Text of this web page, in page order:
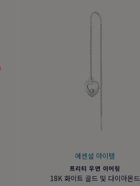
에센셜 아이템
프리티 우먼 이어링
18K 화이트 골드 및 다이아몬드